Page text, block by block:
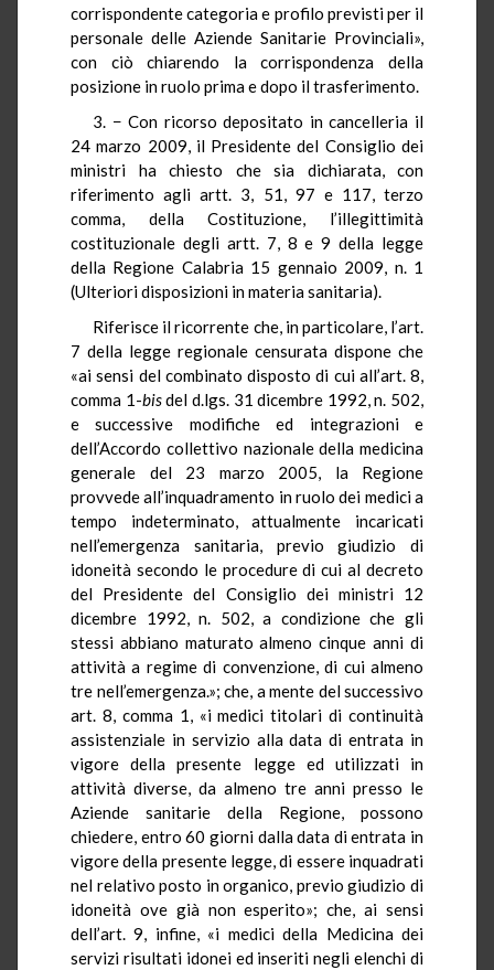
corrispondente categoria e profilo previsti per il
personale delle Aziende Sanitarie Provinciali»,
con ciò chiarendo la corrispondenza della
posizione in ruolo prima e dopo il trasferimento.
3. − Con ricorso depositato in cancelleria il
24 marzo 2009, il Presidente del Consiglio dei
ministri ha chiesto che sia dichiarata, con
riferimento agli artt. 3, 51, 97 e 117, terzo
comma, della Costituzione, l’illegittimità
costituzionale degli artt. 7, 8 e 9 della legge
della Regione Calabria 15 gennaio 2009, n. 1
(Ulteriori disposizioni in materia sanitaria).
Riferisce il ricorrente che, in particolare, l’art.
7 della legge regionale censurata dispone che
«ai sensi del combinato disposto di cui all’art. 8,
comma 1-bisdel d.lgs. 31 dicembre 1992, n. 502,
e successive modifiche ed integrazioni e
dell’Accordo collettivo nazionale della medicina
generale del 23 marzo 2005, la Regione
provvede all’inquadramento in ruolo dei medici a
tempo indeterminato, attualmente incaricati
nell’emergenza sanitaria, previo giudizio di
idoneità secondo le procedure di cui al decreto
del Presidente del Consiglio dei ministri 12
dicembre 1992, n. 502, a condizione che gli
stessi abbiano maturato almeno cinque anni di
attività a regime di convenzione, di cui almeno
tre nell’emergenza.»; che, a mente del successivo
art. 8, comma 1, «i medici titolari di continuità
assistenziale in servizio alla data di entrata in
vigore della presente legge ed utilizzati in
attività diverse, da almeno tre anni presso le
Aziende sanitarie della Regione, possono
chiedere, entro 60 giorni dalla data di entrata in
vigore della presente legge, di essere inquadrati
nel relativo posto in organico, previo giudizio di
idoneità ove già non esperito»; che, ai sensi
dell’art. 9, infine, «i medici della Medicina dei
servizi risultati idonei ed inseriti negli elenchi di